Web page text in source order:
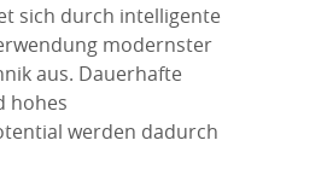
sich durch intelligente
modernster
aus. Dauerhafte
hohes
werden dadurch